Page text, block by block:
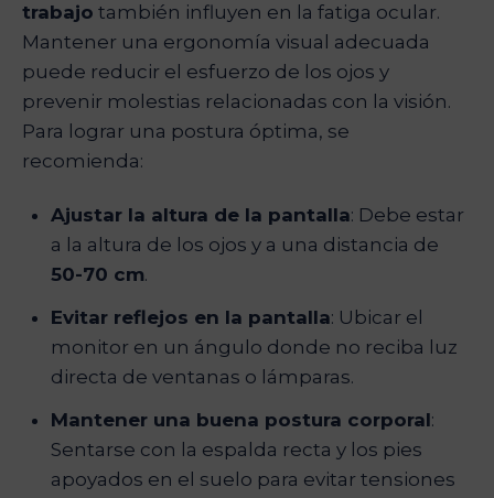
trabajo también influyen en la fatiga ocular.
Mantener una ergonomía visual adecuada
puede reducir el esfuerzo de los ojos y
prevenir molestias relacionadas con la visión.
Para lograr una postura óptima, se
recomienda:
Ajustar la altura de la pantalla: Debe estar
a la altura de los ojos y a una distancia de
50-70 cm.
Evitar reflejos en la pantalla: Ubicar el
monitor en un ángulo donde no reciba luz
directa de ventanas o lámparas.
Mantener una buena postura corporal:
Sentarse con la espalda recta y los pies
apoyados en el suelo para evitar tensiones